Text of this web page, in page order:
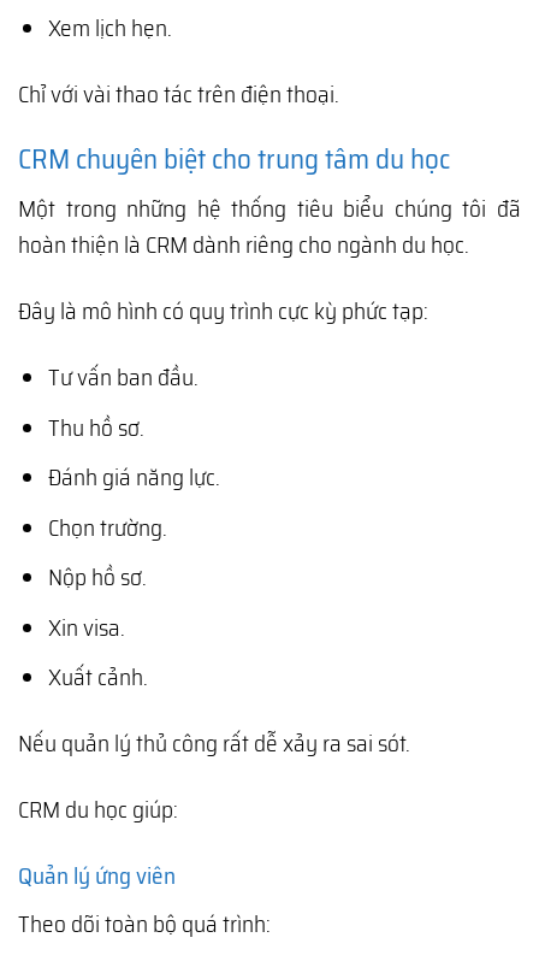
Xem lịch hẹn.
Chỉ với vài thao tác trên điện thoại.
CRM chuyên biệt cho trung tâm du học
Một trong những hệ thống tiêu biểu chúng tôi đã
hoàn thiện là CRM dành riêng cho ngành du học.
Đây là mô hình có quy trình cực kỳ phức tạp:
Tư vấn ban đầu.
Thu hồ sơ.
Đánh giá năng lực.
Chọn trường.
Nộp hồ sơ.
Xin visa.
Xuất cảnh.
Nếu quản lý thủ công rất dễ xảy ra sai sót.
CRM du học giúp:
Quản lý ứng viên
Theo dõi toàn bộ quá trình: